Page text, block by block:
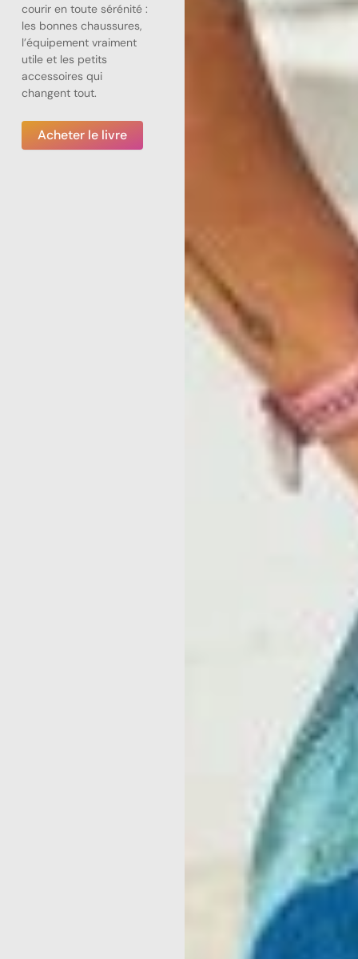
courir en toute sérénité :
les bonnes chaussures,
l’équipement vraiment
utile et les petits
accessoires qui
changent tout.
Acheter le livre